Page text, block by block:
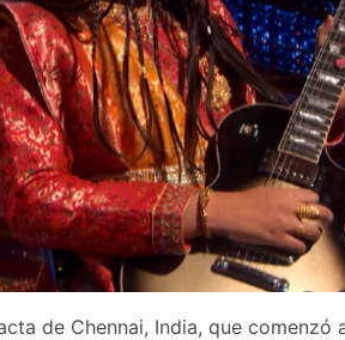
de Chennai, India, que comenzó